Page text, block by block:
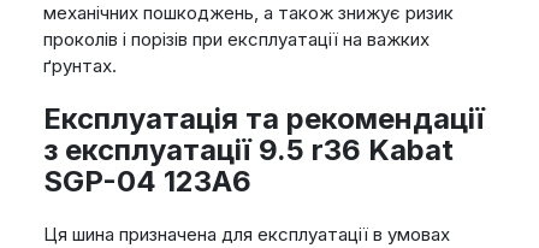
механічних пошкоджень, а також знижує ризик
проколів і порізів при експлуатації на важких
ґрунтах.
Експлуатація та рекомендації
з експлуатації 9.5 r36 Kabat
SGP-04 123A6
Ця шина призначена для експлуатації в умовах